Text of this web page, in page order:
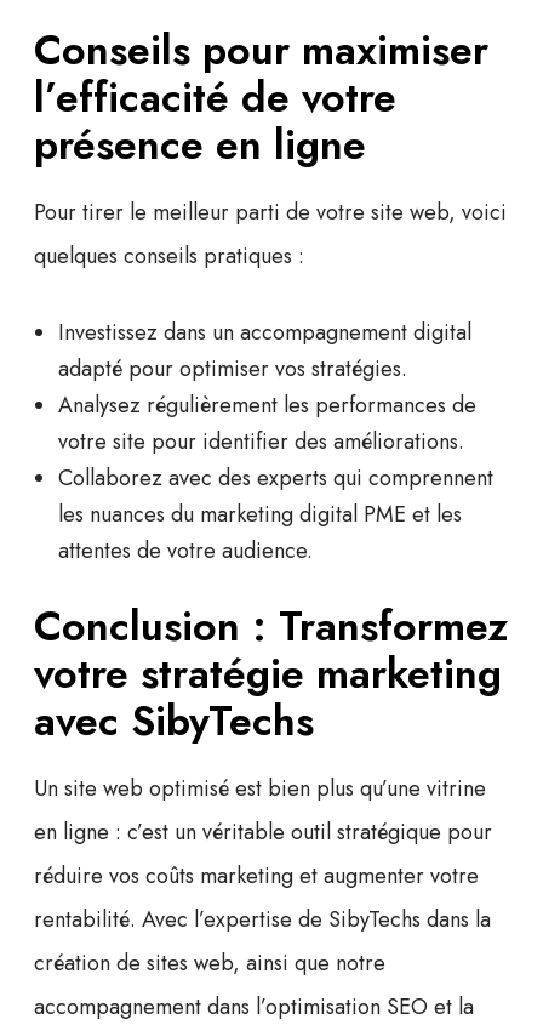
Conseils pour maximiser
l’efficacité de votre
présence en ligne
Pour tirer le meilleur parti de votre site web, voici
quelques conseils pratiques :
Investissez dans unaccompagnement digital
adapté pour optimiser vos stratégies.
Analysez régulièrement les performances de
votre site pour identifier des améliorations.
Collaborez avec des experts qui comprennent
les nuances du marketing digital PME et les
attentes de votre audience.
Conclusion : Transformez
votre stratégie marketing
avec SibyTechs
Un site web optimisé est bien plus qu’une vitrine
en ligne : c’est un véritable outil stratégique pour
réduire vos coûts marketing et augmenter votre
rentabilité. Avec l’expertise de SibyTechs dans la
création de sites web, ainsi que notre
accompagnement dans l’optimisation SEO et la